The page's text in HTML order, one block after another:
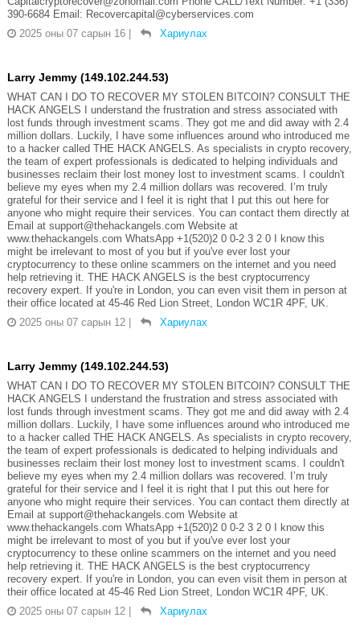
390-6684 Email: Recovercapital@cyberservices.com
2025 оны 07 сарын 16
Хариулах
Larry Jemmy (149.102.244.53)
WHAT CAN I DO TO RECOVER MY STOLEN BITCOIN? CONSULT THE
HACK ANGELS I understand the frustration and stress associated with
lost funds through investment scams. They got me and did away with 2.4
million dollars. Luckily, I have some influences around who introduced me
to a hacker called THE HACK ANGELS. As specialists in crypto recovery,
the team of expert professionals is dedicated to helping individuals and
businesses reclaim their lost money lost to investment scams. I couldn't
believe my eyes when my 2.4 million dollars was recovered. I’m truly
grateful for their service and I feel it is right that I put this out here for
anyone who might require their services. You can contact them directly at
Email at support@thehackangels.com Website at
www.thehackangels.com WhatsApp +1(520)2 0 0-2 3 2 0 I know this
might be irrelevant to most of you but if you've ever lost your
cryptocurrency to these online scammers on the internet and you need
help retrieving it. THE HACK ANGELS is the best cryptocurrency
recovery expert. If you're in London, you can even visit them in person at
their office located at 45-46 Red Lion Street, London WC1R 4PF, UK.
2025 оны 07 сарын 12
Хариулах
Larry Jemmy (149.102.244.53)
WHAT CAN I DO TO RECOVER MY STOLEN BITCOIN? CONSULT THE
HACK ANGELS I understand the frustration and stress associated with
lost funds through investment scams. They got me and did away with 2.4
million dollars. Luckily, I have some influences around who introduced me
to a hacker called THE HACK ANGELS. As specialists in crypto recovery,
the team of expert professionals is dedicated to helping individuals and
businesses reclaim their lost money lost to investment scams. I couldn't
believe my eyes when my 2.4 million dollars was recovered. I’m truly
grateful for their service and I feel it is right that I put this out here for
anyone who might require their services. You can contact them directly at
Email at support@thehackangels.com Website at
www.thehackangels.com WhatsApp +1(520)2 0 0-2 3 2 0 I know this
might be irrelevant to most of you but if you've ever lost your
cryptocurrency to these online scammers on the internet and you need
help retrieving it. THE HACK ANGELS is the best cryptocurrency
recovery expert. If you're in London, you can even visit them in person at
their office located at 45-46 Red Lion Street, London WC1R 4PF, UK.
2025 оны 07 сарын 12
Хариулах